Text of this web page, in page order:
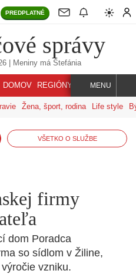
PREDPLATNÉ
správy
| Meniny má Štefánia
DOMOV REGIÓNY INDEX SVET
MENU
Žena, šport, rodina Life style
VŠETKO O SLUŽBE
firmy
dom Poradca
so sídlom v Žiline,
vzniku.